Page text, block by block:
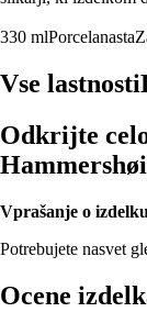
330 mlPorcelanasta
Vse lastnosti
Odkrijte
Hammershøi
Vprašanje o izdelku
Potrebujete nasvet
Ocene